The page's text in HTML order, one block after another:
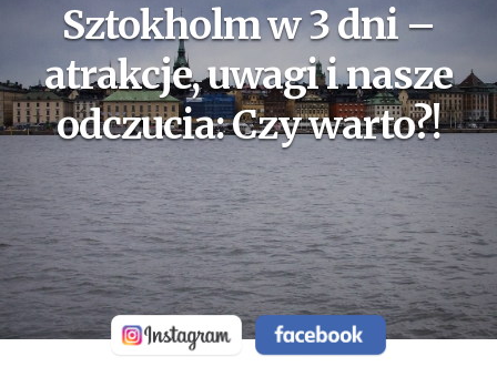
Sztokholm w 3 dni –
atrakcje, uwagi i nasze
odczucia: Czy warto?!